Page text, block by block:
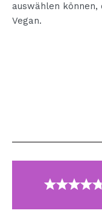
auswählen
Vegan.